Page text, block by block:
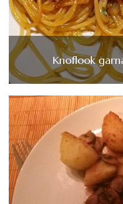
Knoflook